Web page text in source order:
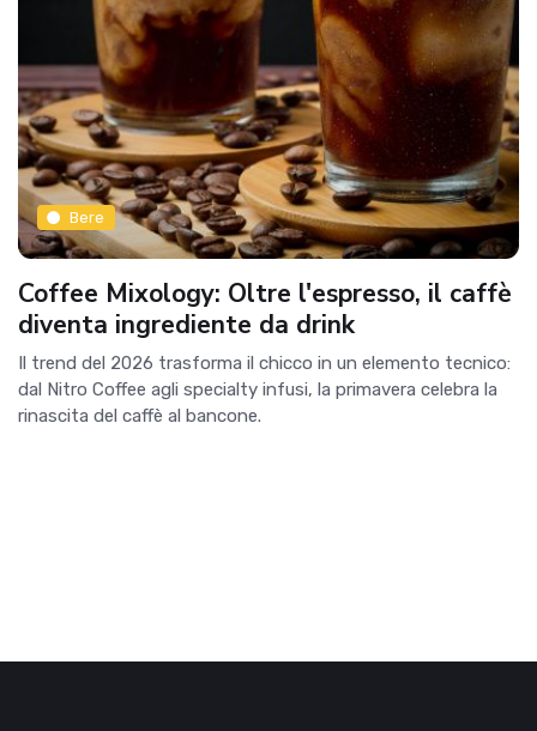
Bere
Coffee Mixology: Oltre l'espresso, il caffè
diventa ingrediente da drink
Il trend del 2026 trasforma il chicco in un elemento tecnico:
dal Nitro Coffee agli specialty infusi, la primavera celebra la
rinascita del caffè al bancone.